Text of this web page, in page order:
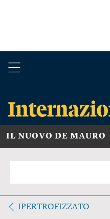
IL NUOVO DE MAURO
IPERTROFIZZATO